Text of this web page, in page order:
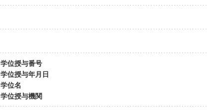
学位授与番号
学位授与年月日
学位名
学位授与機関